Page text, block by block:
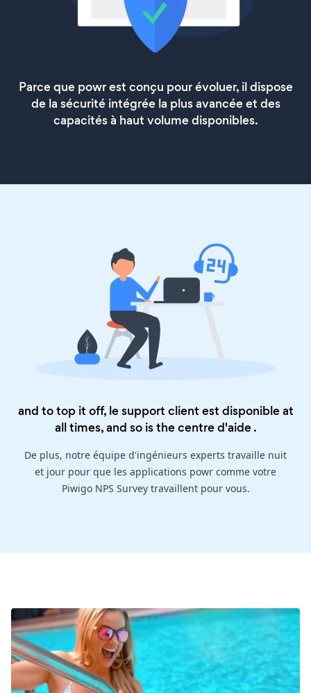
Parce que powr est conçu pour évoluer, il dispose
de la sécurité intégrée la plus avancée et des
capacités à haut volume disponibles.
and to top it off, le support client est disponible at
all times, and so is thecentre d'aide.
De plus, notre équipe d'ingénieurs experts travaille nuit
et jour pour que les applications powr comme votre
Piwigo NPS Survey travaillent pour vous.